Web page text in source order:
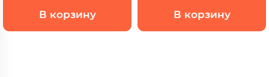
В корзину В корзину